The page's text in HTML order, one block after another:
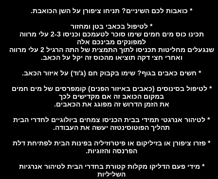
* כואבות לכם השיניים? תניחו ציפורן על השן הכואבת.
* לטיפול בכאבי בטן ומחזור
תכינו כוס מים חמים שימו סוכר לטעמכם וכניסו 2-3 עלי מרווה
למפונקים מבינכם אלה
שנגעלים מחליטות תכניסו לתוך התמצית של התה הרגיל 2 עלי מרווה
ואחרי חצי דקה תוציאו מהכוס זה יקל על הכאב.
* חשים כאבים בגוף? שימו בקבוק חם (ג'וד) על איזור הכאב.
לטיפול בסינוסים (כאבים באיזור הפנים) קומפרסים של מים חמים
במקום הכואב זה אם מקדישים לכך
את הזמן הדרוש זה מפוגג את הכאבים.
לטיהור אנרגטי תמידי בבית הכניסו צמחים ביולוגיים לחדרי הבית
תהליך הפוטוסינטזה יעשה את העבודה.
פזרו ציפורן או בזיליקום או פיטרוזיליה בפינות הבית לפתיחת דלת
הפרנסה והזוגיות.
* מידי פעם הדליקו מקלות קטורת בחדרי הבית לטיהור אנרגיות
השליליות